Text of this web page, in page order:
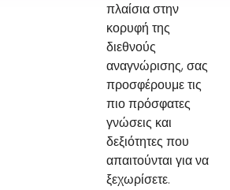
πλαίσια στην
κορυφή της
διεθνούς
αναγνώρισης, σας
προσφέρουμε τις
πιο πρόσφατες
γνώσεις και
δεξιότητες που
απαιτούνται για να
ξεχωρίσετε.